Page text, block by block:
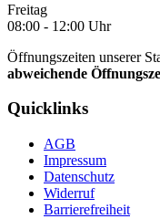
Freitag
08:00 - 12:00 Uhr
Öffnungszeiten unserer
abweichende
Quicklinks
AGB
Impressum
Datenschutz
Widerruf
Barrierefreiheit